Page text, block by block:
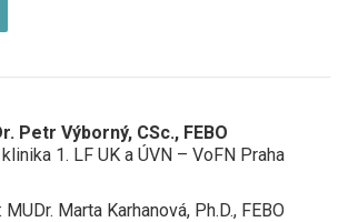
Petr Výborný, CSc., FEBO
1. LF UK a ÚVN – VoFN Praha
Marta Karhanová, Ph.D., FEBO